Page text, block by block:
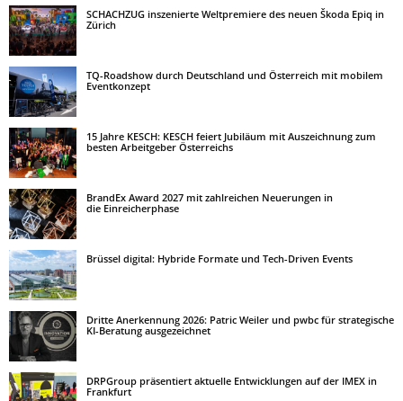
SCHACHZUG inszenierte Weltpremiere des neuen Škoda Epiq in
Zürich
TQ-Roadshow durch Deutschland und Österreich mit mobilem
Eventkonzept
15 Jahre KESCH: KESCH feiert Jubiläum mit Auszeichnung zum
besten Arbeitgeber Österreichs
BrandEx Award 2027 mit zahlreichen Neuerungen in
die Einreicherphase
Brüssel digital: Hybride Formate und Tech-Driven Events
Dritte Anerkennung 2026: Patric Weiler und pwbc für strategische
KI-Beratung ausgezeichnet
DRPGroup präsentiert aktuelle Entwicklungen auf der IMEX in
Frankfurt